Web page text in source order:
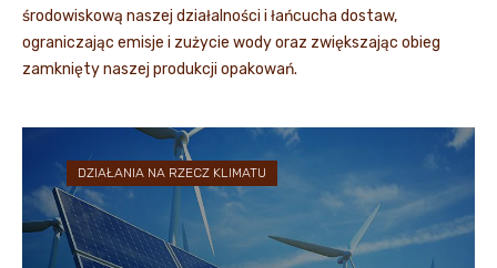
środowiskową naszej działalności i łańcucha dostaw,
ograniczając emisje i zużycie wody oraz zwiększając obieg
zamknięty naszej produkcji opakowań.
DZIAŁANIA NA RZECZ KLIMATU